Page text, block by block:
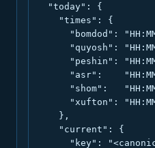
  "today": {
    "times": {
"bomdod":
"quyosh":
"peshin":
"asr":
"shom":
"xufton":
    },
    "current": {
"key":